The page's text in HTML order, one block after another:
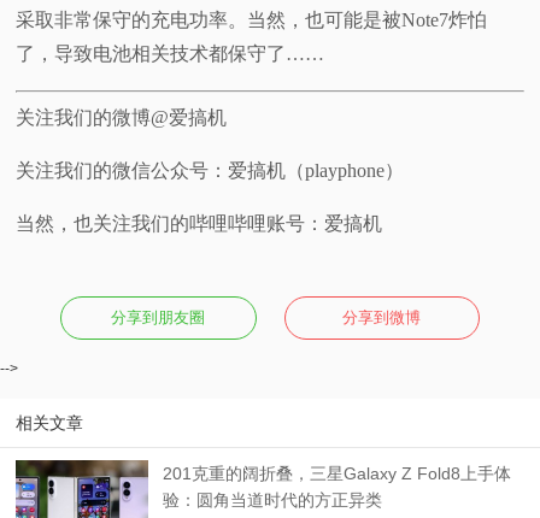
采取非常保守的充电功率。当然，也可能是被Note7炸怕
了，导致电池相关技术都保守了……
关注我们的微博@爱搞机
关注我们的微信公众号：爱搞机（playphone）
当然，也关注我们的哔哩哔哩账号：爱搞机
分享到朋友圈 分享到微博
-->
相关文章
201克重的阔折叠，三星Galaxy Z Fold8上手体
验：圆角当道时代的方正异类